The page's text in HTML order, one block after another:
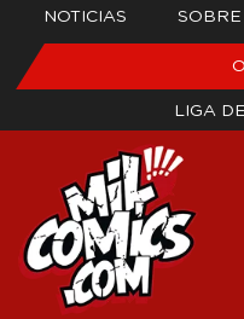
NOTICIAS SOBRE
LIGA